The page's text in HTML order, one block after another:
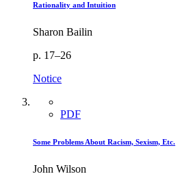
Rationality and Intuition
Sharon Bailin
p. 17–26
Notice
PDF
Some Problems About Racism, Sexism, Etc.
John Wilson